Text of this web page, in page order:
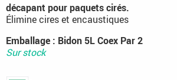
décapant pour paquets cirés.
Élimine cires et encaustiques
Emballage : Bidon 5L Coex Par 2
Sur stock